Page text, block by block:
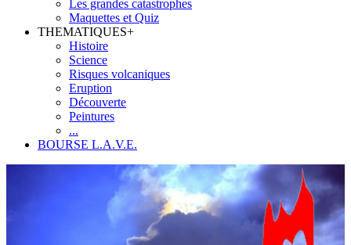
Les grandes catastrophes
Maquettes et Quiz
THEMATIQUES+
Histoire
Science
Risques volcaniques
Eruption
Découverte
Peintures
...
BOURSE L.A.V.E.